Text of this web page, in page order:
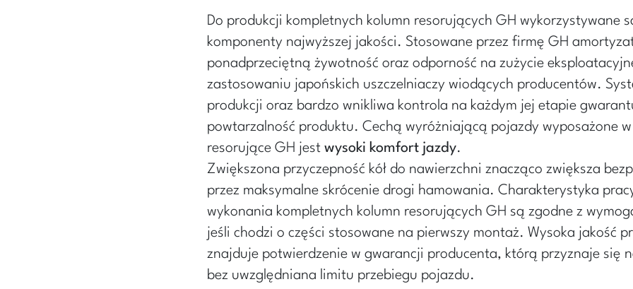
Do produkcji kompletnych kolumn resorujących GH wykorzystywane
komponenty najwyższej jakości. Stosowane przez firmę GH
ponadprzeciętną żywotność oraz odporność na zużycie
zastosowaniu japońskich uszczelniaczy wiodących producentów.
produkcji oraz bardzo wnikliwa kontrola na każdym jej etapie
powtarzalność produktu. Cechą wyróżniającą pojazdy wyposażone
resorujące GH jest wysoki komfort jazdy.
Zwiększona przyczepność kół do nawierzchni znacząco zwiększa
przez maksymalne skrócenie drogi hamowania. Charakterystyka
wykonania kompletnych kolumn resorujących GH są zgodne z
jeśli chodzi o części stosowane na pierwszy montaż. Wysoka jakość
znajduje potwierdzenie w gwarancji producenta, którą przyznaje się
bez uwzględniana limitu przebiegu pojazdu.